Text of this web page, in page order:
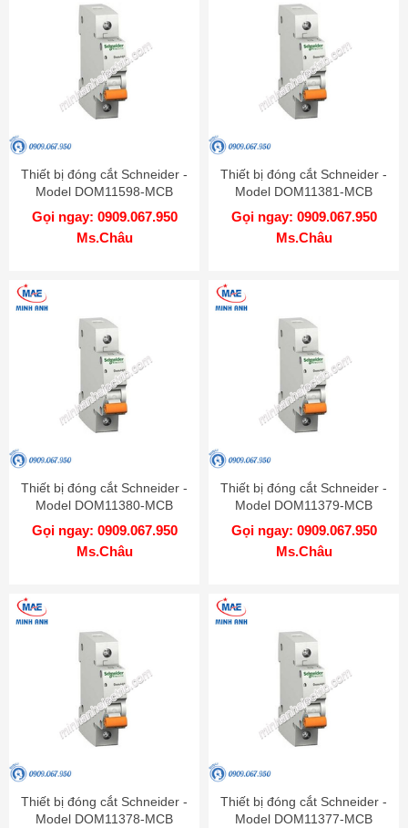
Thiết bị đóng cắt Schneider -
Model DOM11598-MCB
Gọi ngay: 0909.067.950
Ms.Châu
Thiết bị đóng cắt Schneider -
Model DOM11381-MCB
Gọi ngay: 0909.067.950
Ms.Châu
Thiết bị đóng cắt Schneider -
Model DOM11380-MCB
Gọi ngay: 0909.067.950
Ms.Châu
Thiết bị đóng cắt Schneider -
Model DOM11379-MCB
Gọi ngay: 0909.067.950
Ms.Châu
Thiết bị đóng cắt Schneider -
Model DOM11378-MCB
Thiết bị đóng cắt Schneider -
Model DOM11377-MCB